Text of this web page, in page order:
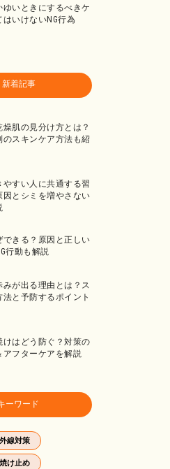
ゆいときにするべきケ
はいけないNG行為
新着記事
燥肌の見分け方とは？
のスキンケア方法も紹
やすい人に共通する習
因とシミを増やさない
できる？原因と正しい
行動も解説
みが出る理由とは？ス
法と予防するポイント
けはどう防ぐ？対策の
アフターケアを解説
ーワード
線対策
け止め